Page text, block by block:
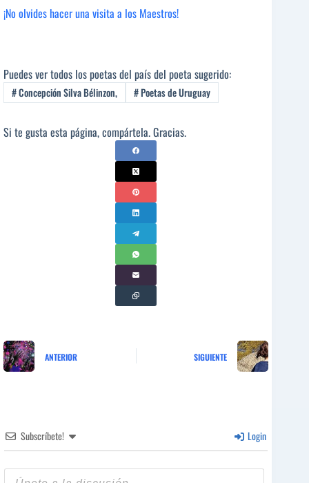
¡No olvides hacer una visita a los Maestros!
Puedes ver todos los poetas del país del poeta sugerido:
#Concepción Silva Bélinzon, #Poetas de Uruguay
Si te gusta esta página, compártela. Gracias.
ANTERIOR SIGUIENTE
Subscríbete! Login